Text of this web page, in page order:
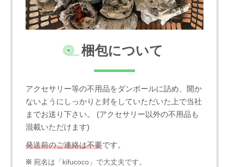
梱包について
アクセサリー等の不用品をダンボールに詰め、開か
ないようにしっかりと封をしていただいた上で当社
までお送り下さい。 (アクセサリー以外の不用品も
混載いただけます)
発送前のご連絡は不要です。
宛名は「kifucoco」で大丈夫です。